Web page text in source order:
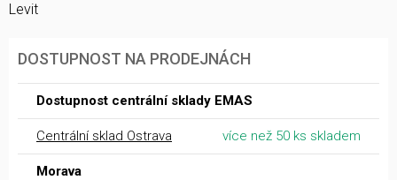
Levit
DOSTUPNOST NA PRODEJNÁCH
Dostupnost centrální sklady EMAS
Centrální sklad Ostrava více než 50 ks skladem
Morava